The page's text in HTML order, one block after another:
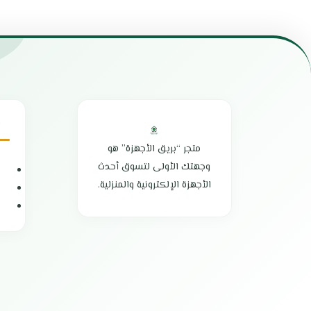
تمنحك طعام صحي ولذيذ
يوفر قياسات دقيقة للأرز والماء للحصول على نتائج
الضمان الشامل : عامين
مزود بسرعتين
عالي الجودة
قاعدة مضادة
يمكن تحضير
مصنوعة من
مزود بقطاعة
الضمان الشامل
متجر “بريق الأجهزة” هو
وجهتك الأولى لتسوق أحدث
الأجهزة الإلكترونية والمنزلية.